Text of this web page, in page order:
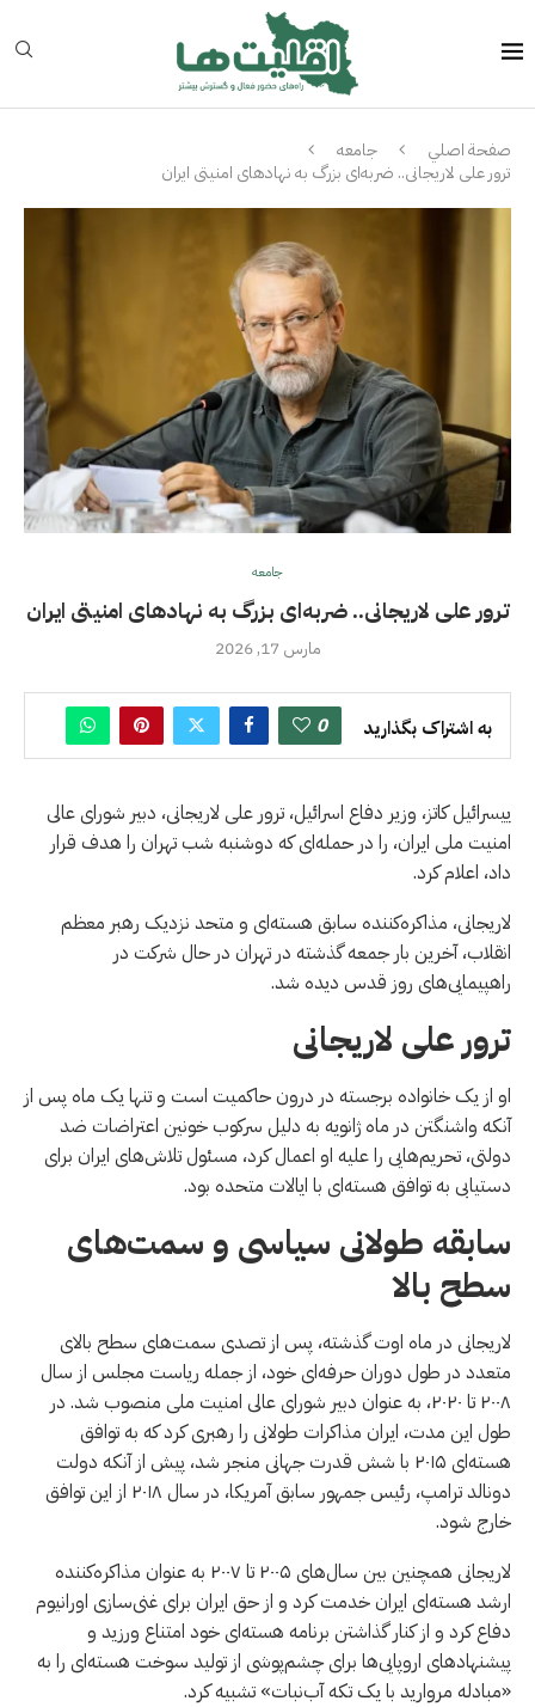
صفحة اصلي
جامعه
ترور علی لاریجانی.. ضربه‌ای بزرگ به نهادهای امنیتی ایران
جامعه
ترور علی لاریجانی.. ضربه‌ای بزرگ به نهادهای امنیتی ایران
مارس 17, 2026
به اشتراک بگذارید 0
ییسرائیل کاتز، وزیر دفاع اسرائیل، ترور علی لاریجانی، دبیر شورای عالی
امنیت ملی ایران، را در حمله‌ای که دوشنبه شب تهران را هدف قرار
داد، اعلام کرد.
لاریجانی، مذاکره‌کننده سابق هسته‌ای و متحد نزدیک رهبر معظم
انقلاب، آخرین بار جمعه گذشته در تهران در حال شرکت در
راهپیمایی‌های روز قدس دیده شد.
ترور علی لاریجانی
او از یک خانواده برجسته در درون حاکمیت است و تنها یک ماه پس از
آنکه واشنگتن در ماه ژانویه به دلیل سرکوب خونین اعتراضات ضد
دولتی، تحریم‌هایی را علیه او اعمال کرد، مسئول تلاش‌های ایران برای
دستیابی به توافق هسته‌ای با ایالات متحده بود.
سابقه طولانی سیاسی و سمت‌های
سطح بالا
لاریجانی در ماه اوت گذشته، پس از تصدی سمت‌های سطح بالای
متعدد در طول دوران حرفه‌ای خود، از جمله ریاست مجلس از سال
۲۰۰۸ تا ۲۰۲۰، به عنوان دبیر شورای عالی امنیت ملی منصوب شد. در
طول این مدت، ایران مذاکرات طولانی را رهبری کرد که به توافق
هسته‌ای ۲۰۱۵ با شش قدرت جهانی منجر شد، پیش از آنکه دولت
دونالد ترامپ، رئیس جمهور سابق آمریکا، در سال ۲۰۱۸ از این توافق
خارج شود.
لاریجانی همچنین بین سال‌های ۲۰۰۵ تا ۲۰۰۷ به عنوان مذاکره‌کننده
ارشد هسته‌ای ایران خدمت کرد و از حق ایران برای غنی‌سازی اورانیوم
دفاع کرد و از کنار گذاشتن برنامه هسته‌ای خود امتناع ورزید و
پیشنهادهای اروپایی‌ها برای چشم‌پوشی از تولید سوخت هسته‌ای را به
«مبادله مروارید با یک تکه آب‌نبات» تشبیه کرد.